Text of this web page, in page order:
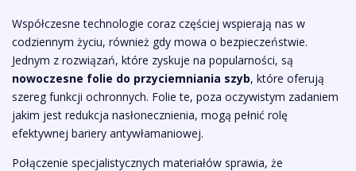
Współczesne technologie coraz częściej wspierają nas w
codziennym życiu, również gdy mowa o bezpieczeństwie.
Jednym z rozwiązań, które zyskuje na popularności, są
nowoczesne folie do przyciemniania szyb, które oferują
szereg funkcji ochronnych. Folie te, poza oczywistym zadaniem
jakim jest redukcja nasłonecznienia, mogą pełnić rolę
efektywnej bariery antywłamaniowej.
Połączenie specjalistycznych materiałów sprawia, że